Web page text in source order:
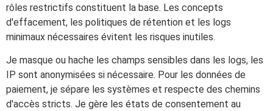
rôles restrictifs constituent la base. Les concepts
d'effacement, les politiques de rétention et les logs
minimaux nécessaires évitent les risques inutiles.
Je masque ou hache les champs sensibles dans les logs, les
IP sont anonymisées si nécessaire. Pour les données de
paiement, je sépare les systèmes et respecte des chemins
d'accès stricts. Je gère les états de consentement au